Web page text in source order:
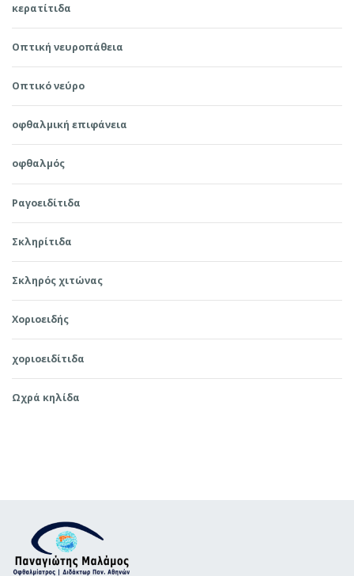
κερατίτιδα
Οπτική νευροπάθεια
Οπτικό νεύρο
οφθαλμική επιφάνεια
οφθαλμός
Ραγοειδίτιδα
Σκληρίτιδα
Σκληρός χιτώνας
Χοριοειδής
χοριοειδίτιδα
Ωχρά κηλίδα